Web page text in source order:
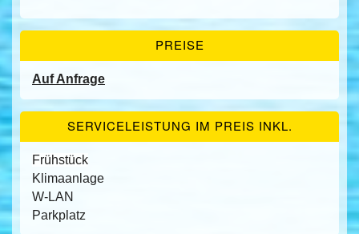
PREISE
Auf Anfrage
SERVICELEISTUNG IM PREIS INKL.
Frühstück
Klimaanlage
W-LAN
Parkplatz